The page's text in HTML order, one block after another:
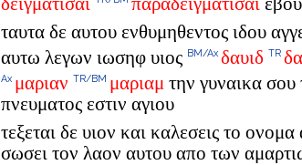
ταυτα δε αυτου ενθυμηθεντος ιδου
αυτω λεγων ιωσηφ υιος BM/Ax δαυιδ TR
Ax μαριαν TR/BM μαριαμ την γυναικα σου
πνευματος εστιν αγιου
τεξεται δε υιον και καλεσεις το
σωσει τον λαον αυτου απο των